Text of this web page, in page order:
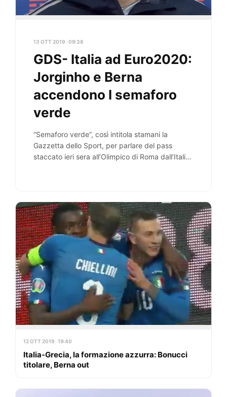
13 OTT 2019 · 09:38
GDS- Italia ad Euro2020:
Jorginho e Berna
accendono l semaforo
verde
“Semaforo verde“, così intitola stamani la
Gazzetta dello Sport, per parlare del pass
staccato ieri sera all’Olimpico di Roma dall’Italia
12 OTT 2019 · 19:40
Italia-Grecia, la formazione azzurra: Bonucci
titolare, Berna out